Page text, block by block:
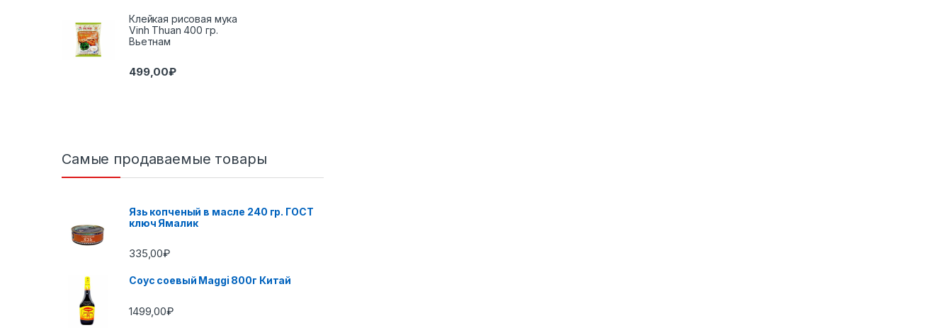
Клейкая рисовая мука
Vinh Thuan 400 гр.
Вьетнам
499,00₽
Самые продаваемые товары
Язь копченый в масле 240 гр. ГОСТ
ключ Ямалик
335,00₽
Соус соевый Maggi 800г Китай
1499,00₽